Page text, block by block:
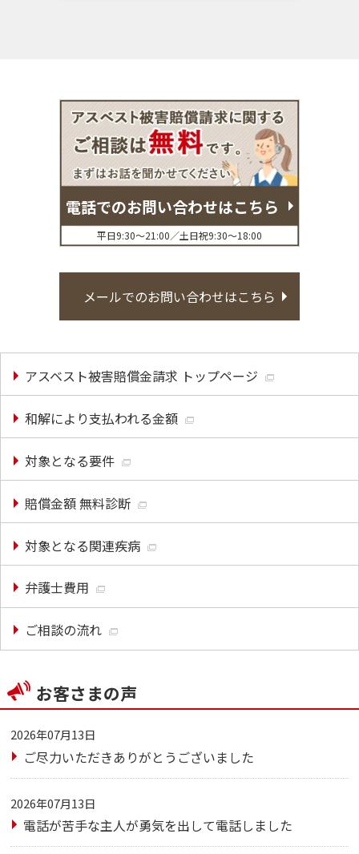
電話でのお問い合わせはこちら
平日9:30〜21:00／土日祝9:30〜18:00
メールでのお問い合わせはこちら
アスベスト被害賠償金請求 トップページ
和解により支払われる金額
対象となる要件
賠償金額 無料診断
対象となる関連疾病
弁護士費用
ご相談の流れ
お客さまの声
2026年07月13日
ご尽力いただきありがとうございました
2026年07月13日
電話が苦手な主人が勇気を出して電話しました